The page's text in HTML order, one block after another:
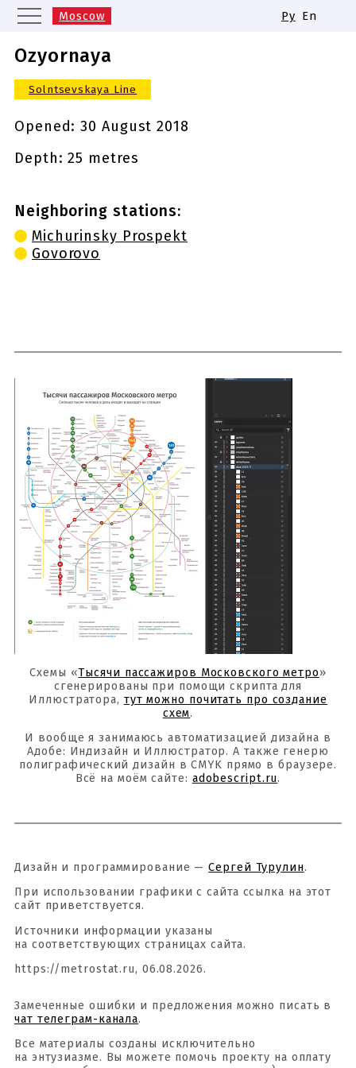
Moscow
Kazan
Novosibirsk
Same names of metro stations
Ру En
Ozyornaya
Solntsevskaya Line
Opened:30 August 2018
Depth: 25 metres
Neighboring stations:
Michurinsky Prospekt
Govorovo
Схемы «Тысячи пассажиров Московского метро»
сгенерированы при помощи скрипта для
Иллюстратора, тут можно почитать про создание
схем.
И вообще я занимаюсь автоматизацией дизайна в
Адобе: Индизайн и Иллюстратор. А также генерю
полиграфический дизайн в CMYK прямо в браузере.
Всё на моём сайте: adobescript.ru.
Дизайн и программирование —Сергей Турулин.
При использовании графики с сайта ссылка на этот
сайт приветствуется.
Источники информации указаны
на соответствующих страницах сайта.
https://metrostat.ru, 06.08.2026.
Замеченные ошибки и предложения можно писать в
чат телеграм-канала.
Все материалы созданы исключительно
на энтузиазме. Вы можете помочь проекту на оплату